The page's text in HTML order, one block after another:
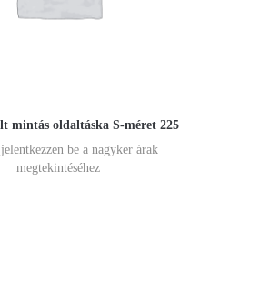
mintás oldaltáska S-méret 225
be a nagyker árak
megtekintéséhez